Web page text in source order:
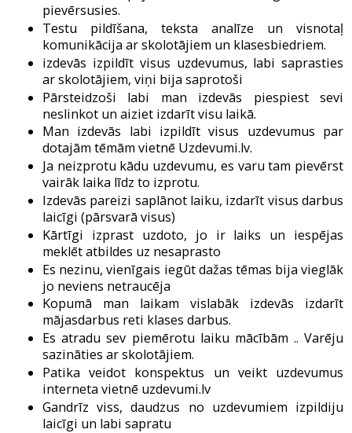
pievērsusies.
Testu pildīšana, teksta analīze un visnotaļ
komunikācija ar skolotājiem un klasesbiedriem.
izdevās izpildīt visus uzdevumus, labi saprasties
ar skolotājiem, viņi bija saprotoši
Pārsteidzoši labi man izdevās piespiest sevi
neslinkot un aiziet izdarīt visu laikā.
Man izdevās labi izpildīt visus uzdevumus par
dotajām tēmām vietnē Uzdevumi.lv.
Ja neizprotu kādu uzdevumu, es varu tam pievērst
vairāk laika līdz to izprotu.
Izdevās pareizi saplānot laiku, izdarīt visus darbus
laicīgi (pārsvarā visus)
Kārtīgi izprast uzdoto, jo ir laiks un iespējas
meklēt atbildes uz nesaprasto
Es nezinu, vienīgais iegūt dažas tēmas bija vieglāk
jo neviens netraucēja
Kopumā man laikam vislabāk izdevās izdarīt
mājasdarbus reti klases darbus.
Es atradu sev piemērotu laiku mācībām .. Varēju
sazināties ar skolotājiem.
Patika veidot konspektus un veikt uzdevumus
interneta vietnē uzdevumi.lv
Gandrīz viss, daudzus no uzdevumiem izpildiju
laicīgi un labi sapratu